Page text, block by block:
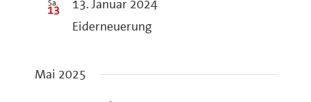
Sa.
13
13. Januar 2024
Eiderneuerung
Mai 2025